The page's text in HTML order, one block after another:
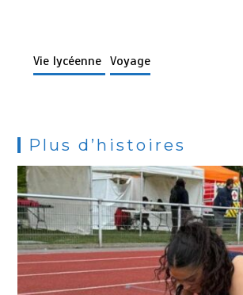
Vie lycéenne Voyage
Plus d’histoires